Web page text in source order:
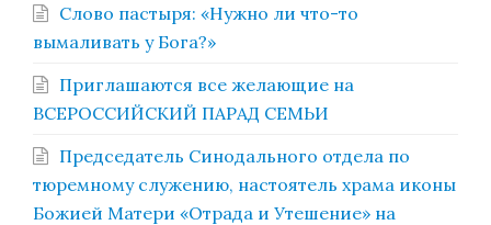
Слово пастыря: «Нужно ли что-то
вымаливать у Бога?»
Приглашаются все желающие на
ВСЕРОССИЙСКИЙ ПАРАД СЕМЬИ
Председатель Синодального отдела по
тюремному служению, настоятель храма иконы
Божией Матери «Отрада и Утешение» на